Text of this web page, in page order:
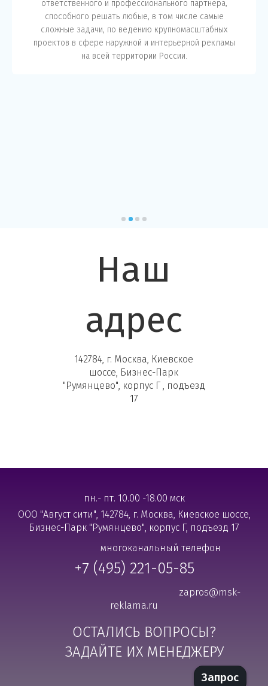
ответственного и профессионального партнера,
способного решать любые, в том числе самые
сложные задачи, по ведению крупномасштабных
проектов в сфере наружной и интерьерной рекламы
на всей территории России.
Наш
адрес
142784, г. Москва, Киевское
шоссе, Бизнес-Парк
"Румянцево", корпус Г , подъезд
17
пн.- пт. 10.00 -18.00 мск
ООО "Август сити", 142784, г. Москва, Киевское шоссе,
Бизнес-Парк "Румянцево", корпус Г, подъезд 17
многоканальный телефон
+7 (495) 221-05-85
zapros@msk-
reklama.ru
ОСТАЛИСЬ ВОПРОСЫ?
ЗАДАЙТЕ ИХ МЕНЕДЖЕРУ
Запрос